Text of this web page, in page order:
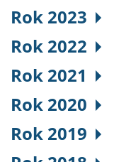
Rok 2023
Rok 2022
Rok 2021
Rok 2020
Rok 2019